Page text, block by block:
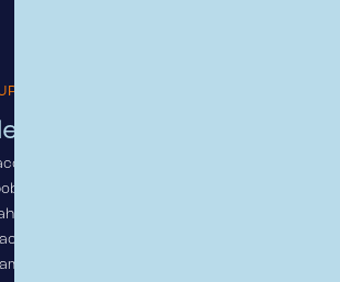
se dá
odkudkoliv. Máme centrálu v Praze a
Chceš jít na zkušenou do Prahy?
ti dá spoustu příležitostí pracovních a i
chceš zůstat v regionu, protože jsi
kořeny, rodinu, přátele a jsi regionální